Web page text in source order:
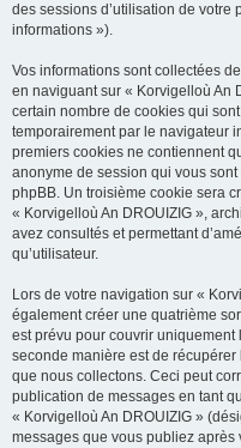
des sessions d’utilisation de votre
informations »).
Vos informations sont collectées
en naviguant sur « Korvigelloù An
certain nombre de cookies qui
temporairement par le navigateur
premiers cookies ne contiennent
anonyme de session qui vous
phpBB. Un troisième cookie sera
« Korvigelloù An DROUIZIG »,
avez consultés et permettant
qu’utilisateur.
Lors de votre navigation sur «
également créer une quatrième
est prévu pour couvrir
seconde manière est de
que nous collectons. Ceci peut
publication de messages en tant
« Korvigelloù An DROUIZIG »
messages que vous publiez